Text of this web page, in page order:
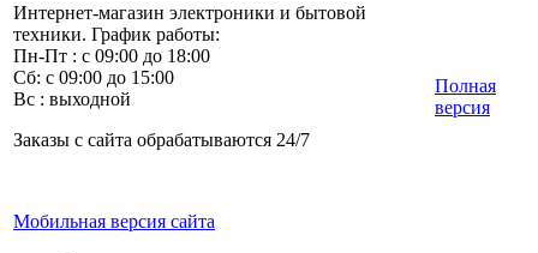
Интернет-магазин электроники и бытовой
техники. График работы:
Пн-Пт : с 09:00 до 18:00
Сб: с 09:00 до 15:00
Вс : выходной
Заказы с сайта обрабатываются 24/7
Мобильная версия сайта
Полная
версия